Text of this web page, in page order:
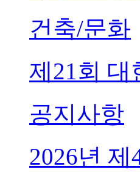
건축/문화
제21회 대
공지사항
2026년